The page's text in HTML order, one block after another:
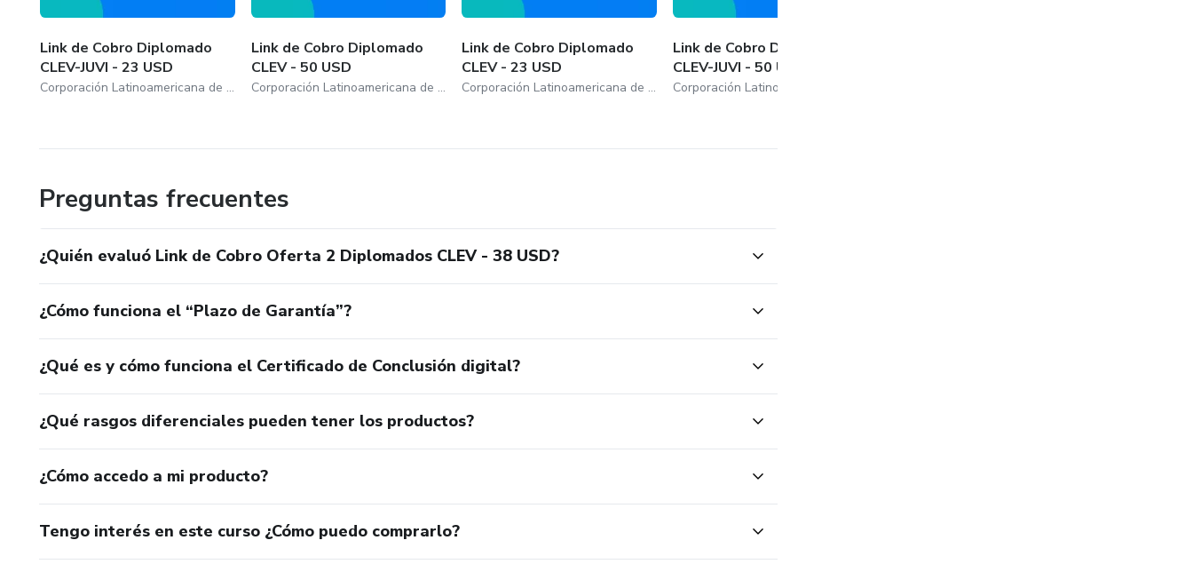
Link de Cobro Diplomado
CLEV-JUVI - 23 USD
Corporación Latinoamericana de Educación Virtual
Link de Cobro Diplomado
CLEV - 50 USD
Corporación Latinoamericana de Educación Virtual
Link de Cobro Diplomado
CLEV - 23 USD
Corporación Latinoamericana de Educación Virtual
Link de Cobro Diplomado
CLEV-JUVI - 50 USD
Preguntas frecuentes
¿Quién evaluó Link de Cobro Oferta 2 Diplomados CLEV - 38 USD?
¿Cómo funciona el “Plazo de Garantía”?
¿Qué es y cómo funciona el Certificado de Conclusión digital?
¿Qué rasgos diferenciales pueden tener los productos?
¿Cómo accedo a mi producto?
Tengo interés en este curso ¿Cómo puedo comprarlo?